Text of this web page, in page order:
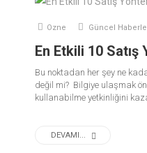
Ozne Güncel
En Etkili 10 Satış
Bu noktadan her şey ne
değil mi? Bilgiye ulaşmak
kullanabilme yetkinliğini
DEVAMI...